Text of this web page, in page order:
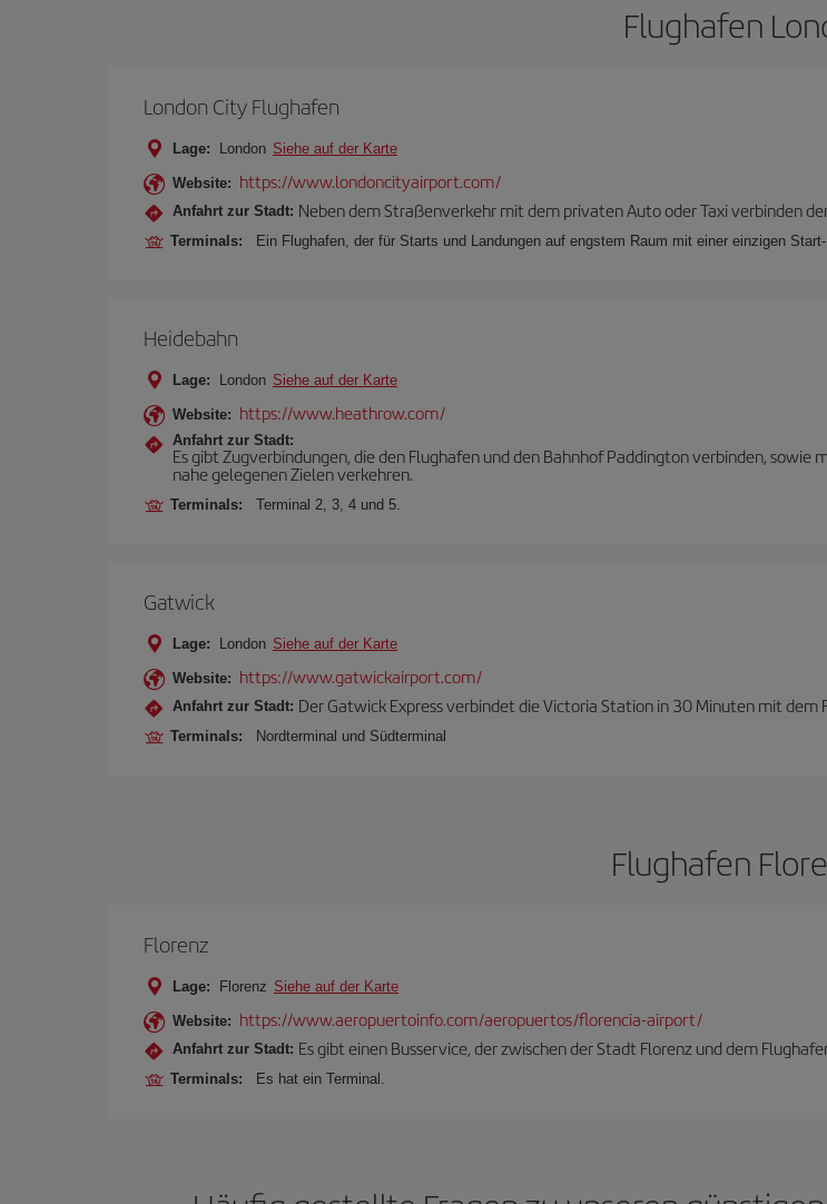
Flughafen
London City Flughafen
Lage: London Siehe auf der Karte
Website: https://www.londoncityairport.com/
Anfahrt zur Stadt: Neben dem Straßenverkehr mit dem privaten Auto oder Taxi verbinden
Terminals: Ein Flughafen, der für Starts und Landungen auf engstem Raum mit einer einzigen
Heidebahn
Lage: London Siehe auf der Karte
Website: https://www.heathrow.com/
Anfahrt zur Stadt:
Es gibt Zugverbindungen, die den Flughafen und den Bahnhof Paddington verbinden, sowie
nahe gelegenen Zielen verkehren.
Terminals: Terminal 2, 3, 4 und 5.
Gatwick
Lage: London Siehe auf der Karte
Website: https://www.gatwickairport.com/
Anfahrt zur Stadt: Der Gatwick Express verbindet die Victoria Station in 30 Minuten mit dem
Terminals: Nordterminal und Südterminal
Flughafen
Florenz
Lage: Florenz Siehe auf der Karte
Website: https://www.aeropuertoinfo.com/aeropuertos/florencia-airport/
Anfahrt zur Stadt: Es gibt einen Busservice, der zwischen der Stadt Florenz und dem
Terminals: Es hat ein Terminal.